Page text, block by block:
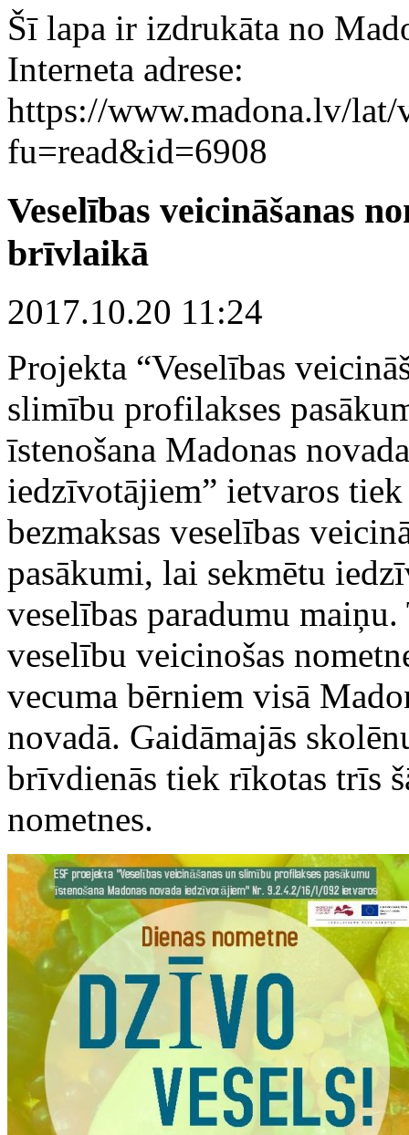
Šī lapa ir izdrukāta no
Interneta adrese:
https://www.madona.lv/lat/
fu=read&id=6908
Veselības veicināšanas
brīvlaikā
2017.10.20 11:24
Projekta “Veselības
slimību profilakses
īstenošana Madonas novada
iedzīvotājiem” ietvaros
bezmaksas veselības
pasākumi, lai sekmētu
veselības paradumu maiņu.
veselību veicinošas
vecuma bērniem visā
novadā. Gaidāmajās
brīvdienās tiek rīkotas trīs
nometnes.